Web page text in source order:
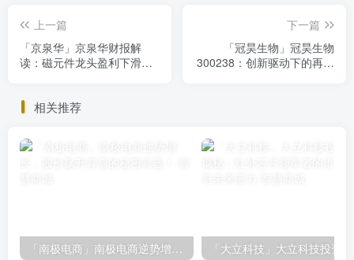
上一篇
「京泉华」京泉华财报解
读：磁元件龙头盈利下滑，
下一篇
「冠昊生物」冠昊生物
300238：创新驱动下的再生
相关推荐
「南极电商」南极电商逆势增长，股价飙升背后的秘密武器！